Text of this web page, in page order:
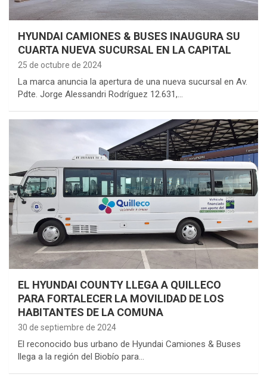
HYUNDAI CAMIONES & BUSES INAUGURA SU
CUARTA NUEVA SUCURSAL EN LA CAPITAL
25 de octubre de 2024
La marca anuncia la apertura de una nueva sucursal en Av.
Pdte. Jorge Alessandri Rodríguez 12.631,…
EL HYUNDAI COUNTY LLEGA A QUILLECO
PARA FORTALECER LA MOVILIDAD DE LOS
HABITANTES DE LA COMUNA
30 de septiembre de 2024
El reconocido bus urbano de Hyundai Camiones & Buses
llega a la región del Biobío para…